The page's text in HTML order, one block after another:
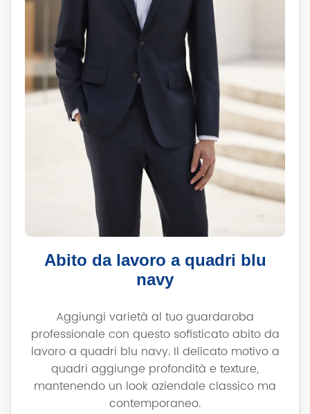
Abito da lavoro a quadri blu
navy
Aggiungi varietà al tuo guardaroba
professionale con questo sofisticato abito da
lavoro a quadri blu navy. Il delicato motivo a
quadri aggiunge profondità e texture,
mantenendo un look aziendale classico ma
contemporaneo.